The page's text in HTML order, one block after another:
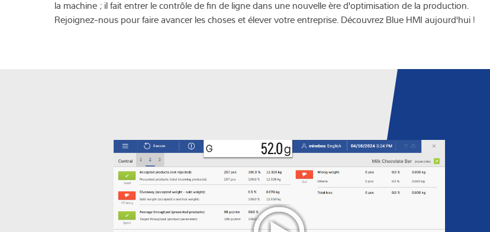
la machine ; il fait entrer le contrôle de fin de ligne dans une nouvelle ère d'optimisation de la production.
Rejoignez-nous pour faire avancer les choses et élever votre entreprise. Découvrez Blue HMI aujourd'hui !